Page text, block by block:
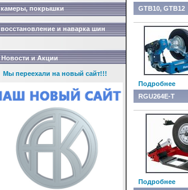
камеры, покрышки
восстановление и наварка шин
Новости и Акции
Мы переехали на новый сайт!!!
GTB10, GTB12
Подробнее
RGU264E-T
Подробнее